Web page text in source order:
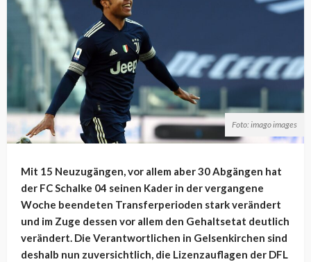
Foto: imago images
Mit 15 Neuzugängen, vor allem aber 30 Abgängen hat
der FC Schalke 04 seinen Kader in der vergangene
Woche beendeten Transferperioden stark verändert
und im Zuge dessen vor allem den Gehaltsetat deutlich
verändert. Die Verantwortlichen in Gelsenkirchen sind
deshalb nun zuversichtlich, die Lizenzauflagen der DFL